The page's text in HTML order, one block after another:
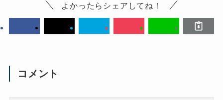
よかったらシェアしてね！
コメント